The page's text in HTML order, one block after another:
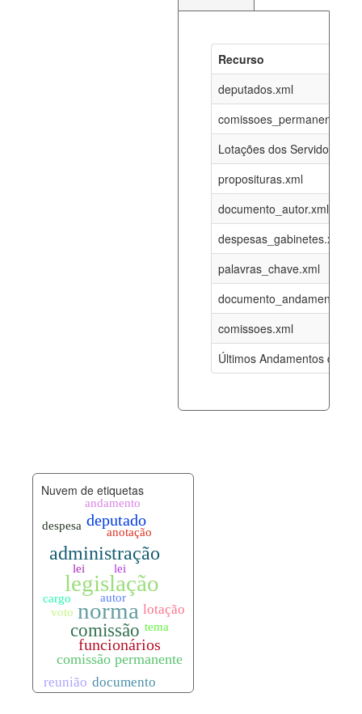
Recurso
deputados.xml
Lotações dos Servidores
proposituras.xml
documento_autor.xml
despesas_gabinetes.xml
palavras_chave.xml
documento_andamento.xml
comissoes.xml
Últimos Andamentos de
documento_andamento_atual.xml
09-08-
funcionarios_lotacoes.xml
funcionarios_cargos.xml 12-05-
09-08-
documento_andamento.xml 09-08-
palavras_chave.xml 09-08-
legislacao_norma_anotacoes.xml
Nuvem de etiquetas